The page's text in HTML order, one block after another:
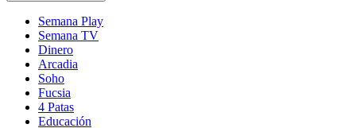
Semana Play
Semana TV
Dinero
Arcadia
Soho
in
new
window
Fucsia
in
new
4 Patas
Educación